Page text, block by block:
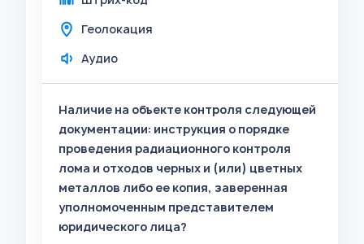
Геолокация
Аудио
Наличие на объекте контроля следующей
документации: инструкция о порядке
проведения радиационного контроля
лома и отходов черных и (или) цветных
металлов либо ее копия, заверенная
уполномоченным представителем
юридического лица?